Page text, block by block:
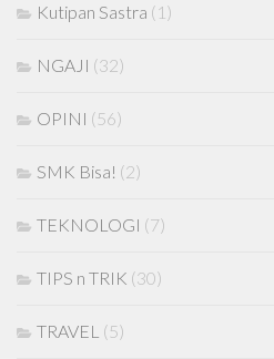
Kutipan Sastra (1)
NGAJI (32)
OPINI (56)
SMK Bisa! (2)
TEKNOLOGI (7)
TIPS n TRIK (30)
TRAVEL (5)